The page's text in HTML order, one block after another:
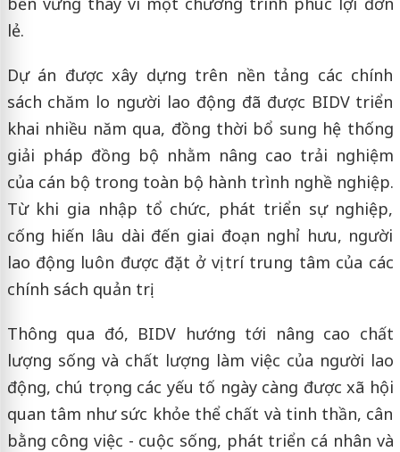
lẻ.
Dự án được xây dựng trên nền tảng các chính
sách chăm lo người lao động đã được BIDV triển
khai nhiều năm qua, đồng thời bổ sung hệ thống
giải pháp đồng bộ nhằm nâng cao trải nghiệm
của cán bộ trong toàn bộ hành trình nghề nghiệp.
Từ khi gia nhập tổ chức, phát triển sự nghiệp,
cống hiến lâu dài đến giai đoạn nghỉ hưu, người
lao động luôn được đặt ở vị trí trung tâm của các
chính sách quản trị.
Thông qua đó, BIDV hướng tới nâng cao chất
lượng sống và chất lượng làm việc của người lao
động, chú trọng các yếu tố ngày càng được xã hội
quan tâm như sức khỏe thể chất và tinh thần, cân
bằng công việc - cuộc sống, phát triển cá nhân và